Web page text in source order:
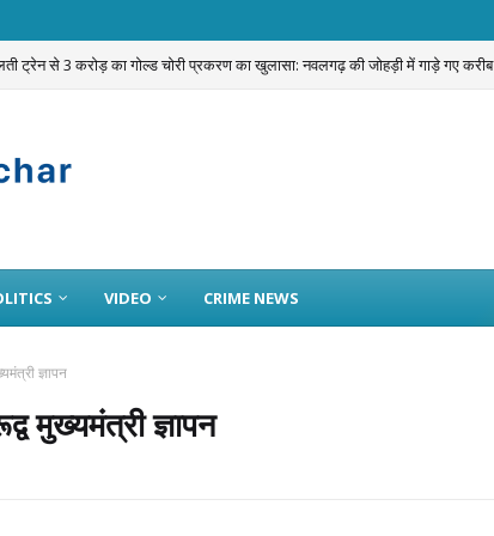
ट्रेन से 3 करोड़ का गोल्ड चोरी प्रकरण का खुलासा: नवलगढ़ की जोहड़ी में गाड़े गए
VIDEO CRIME NEWS
ज्ञापन
मुख्यमंत्री ज्ञापन